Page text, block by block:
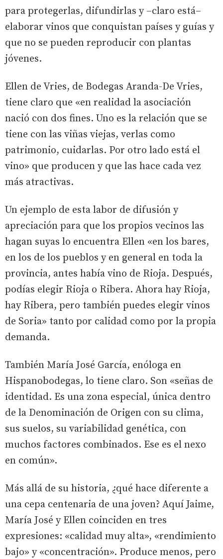
para protegerlas, difundirlas y –claro está–
elaborar vinos que conquistan países y guías y
que no se pueden reproducir con plantas
jóvenes.
Ellen de Vries, de Bodegas Aranda-De Vries,
tiene claro que «en realidad la asociación
nació con dos fines. Uno es la relación que se
tiene con las viñas viejas, verlas como
patrimonio, cuidarlas. Por otro lado está el
vino» que producen y que las hace cada vez
más atractivas.
Un ejemplo de esta labor de difusión y
apreciación para que los propios vecinos las
hagan suyas lo encuentra Ellen «en los bares,
en los de los pueblos y en general en toda la
provincia, antes había vino de Rioja. Después,
podías elegir Rioja o Ribera. Ahora hay Rioja,
hay Ribera, pero también puedes elegir vinos
de Soria» tanto por calidad como por la propia
demanda.
También María José García, enóloga en
Hispanobodegas, lo tiene claro. Son «señas de
identidad. Es una zona especial, única dentro
de la Denominación de Origen con su clima,
sus suelos, su variabilidad genética, con
muchos factores combinados. Ese es el nexo
en común».
Más allá de su historia, ¿qué hace diferente a
una cepa centenaria de una joven? Aquí Jaime,
María José y Ellen coinciden en tres
expresiones: «calidad muy alta», «rendimiento
bajo» y «concentración». Produce menos, pero